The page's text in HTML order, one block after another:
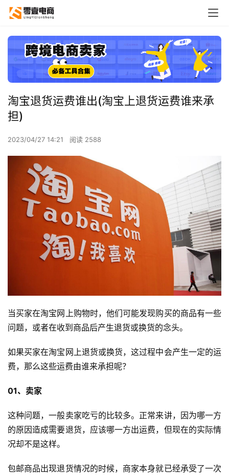
淘宝退货运费谁出(淘宝上退货运费谁来承
担)
2023/04/27 14:21 阅读 2588
当买家在淘宝网上购物时，他们可能发现购买的商品有一些
问题，或者在收到商品后产生退货或换货的念头。
如果买家在淘宝网上退货或换货，这过程中会产生一定的运
费，那么这些运费由谁来承担呢？
01、卖家
这种问题，一般卖家吃亏的比较多。正常来讲，因为哪一方
的原因造成需要退货，应该哪一方出运费，但现在的实际情
况却不是这样。
包邮商品出现退货情况的时候，商家本身就已经承受了一次